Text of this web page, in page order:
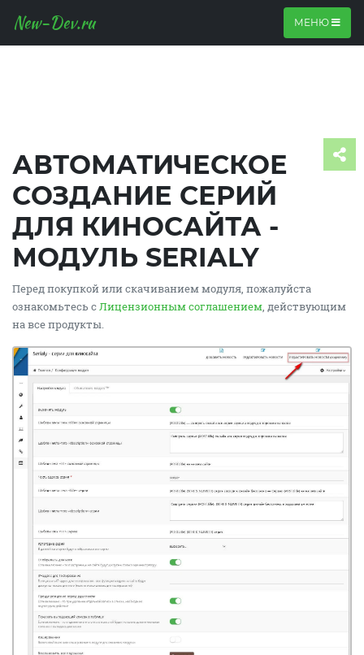
New-Dev.ru МЕНЮ
АВТОМАТИЧЕСКОЕ
СОЗДАНИЕ СЕРИЙ
ДЛЯ КИНОСАЙТА -
МОДУЛЬ SERIALY
Перед покупкой или скачиванием модуля, пожалуйста
ознакомьтесь с Лицензионным соглашением , действующим
на все продукты.